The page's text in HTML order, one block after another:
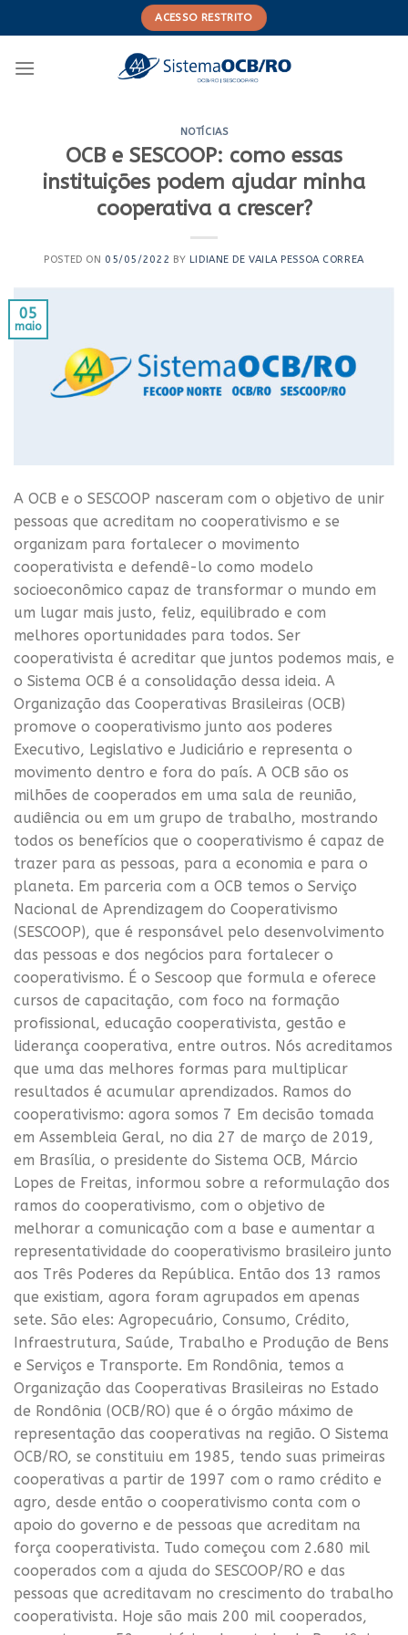
to
ACESSO RESTRITO
NOTÍCIAS
OCB e SESCOOP: como essas
instituições podem ajudar minha
cooperativa a crescer?
POSTED ON 05/05/2022 BY LIDIANE DE VAILA PESSOA CORREA
05
maio
A OCB e o SESCOOP nasceram com o objetivo de unir
pessoas que acreditam no cooperativismo e se
organizam para fortalecer o movimento
cooperativista e defendê-lo como modelo
socioeconômico capaz de transformar o mundo em
um lugar mais justo, feliz, equilibrado e com
melhores oportunidades para todos. Ser
cooperativista é acreditar que juntos podemos mais, e
o Sistema OCB é a consolidação dessa ideia. A
Organização das Cooperativas Brasileiras (OCB)
promove o cooperativismo junto aos poderes
Executivo, Legislativo e Judiciário e representa o
movimento dentro e fora do país. A OCB são os
milhões de cooperados em uma sala de reunião,
audiência ou em um grupo de trabalho, mostrando
todos os benefícios que o cooperativismo é capaz de
trazer para as pessoas, para a economia e para o
planeta. Em parceria com a OCB temos o Serviço
Nacional de Aprendizagem do Cooperativismo
(SESCOOP), que é responsável pelo desenvolvimento
das pessoas e dos negócios para fortalecer o
cooperativismo. É o Sescoop que formula e oferece
cursos de capacitação, com foco na formação
profissional, educação cooperativista, gestão e
liderança cooperativa, entre outros. Nós acreditamos
que uma das melhores formas para multiplicar
resultados é acumular aprendizados. Ramos do
cooperativismo: agora somos 7 Em decisão tomada
em Assembleia Geral, no dia 27 de março de 2019,
em Brasília, o presidente do Sistema OCB, Márcio
Lopes de Freitas, informou sobre a reformulação dos
ramos do cooperativismo, com o objetivo de
melhorar a comunicação com a base e aumentar a
representatividade do cooperativismo brasileiro junto
aos Três Poderes da República. Então dos 13 ramos
que existiam, agora foram agrupados em apenas
sete. São eles: Agropecuário, Consumo, Crédito,
Infraestrutura, Saúde, Trabalho e Produção de Bens
e Serviços e Transporte. Em Rondônia, temos a
Organização das Cooperativas Brasileiras no Estado
de Rondônia (OCB/RO) que é o órgão máximo de
representação das cooperativas na região. O Sistema
OCB/RO, se constituiu em 1985, tendo suas primeiras
cooperativas a partir de 1997 com o ramo crédito e
agro, desde então o cooperativismo conta com o
apoio do governo e de pessoas que acreditam na
força cooperativista. Tudo começou com 2.680 mil
cooperados com a ajuda do SESCOOP/RO e das
pessoas que acreditavam no crescimento do trabalho
cooperativista. Hoje são mais 200 mil cooperados,